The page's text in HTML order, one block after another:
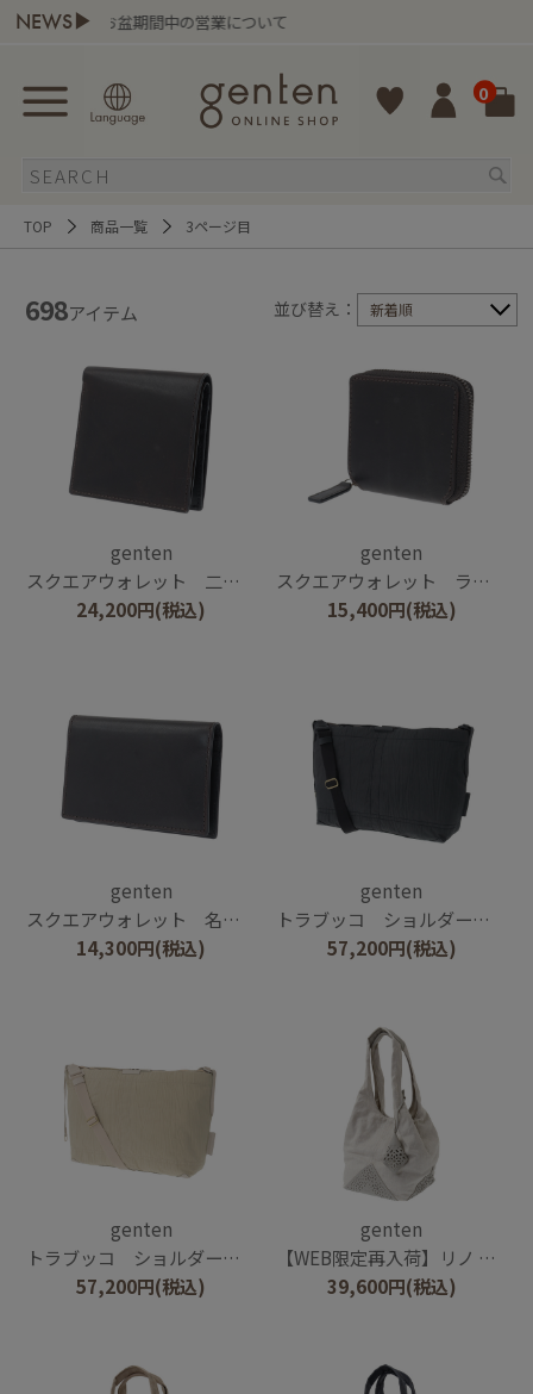
NEWS▶
間中の営業について
0
TOP 商品一覧 3ページ目
698アイテム 並び替え： 新着順
genten
スクエアウォレット 二つ折り財布
24,200円(税込)
genten
スクエアウォレット ラウンドコインケース
15,400円(税込)
genten
スクエアウォレット 名刺入れ
14,300円(税込)
genten
トラブッコ ショルダーバッグ大
57,200円(税込)
genten
トラブッコ ショルダーバッグ大
57,200円(税込)
genten
【WEB限定再入荷】リノ トートバッグ大
39,600円(税込)